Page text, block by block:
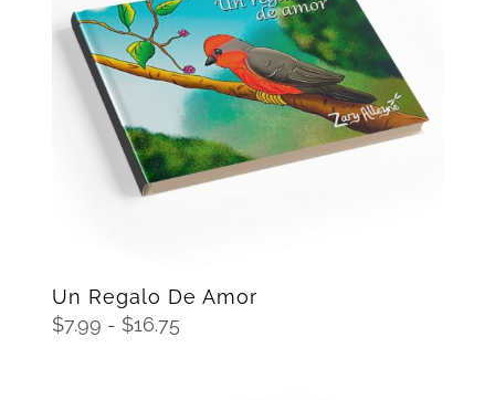
$16.75
SELECCIONAR OPCIONES
/
DETAILS
Un Regalo De Amor
$7.99 - $16.75Rango